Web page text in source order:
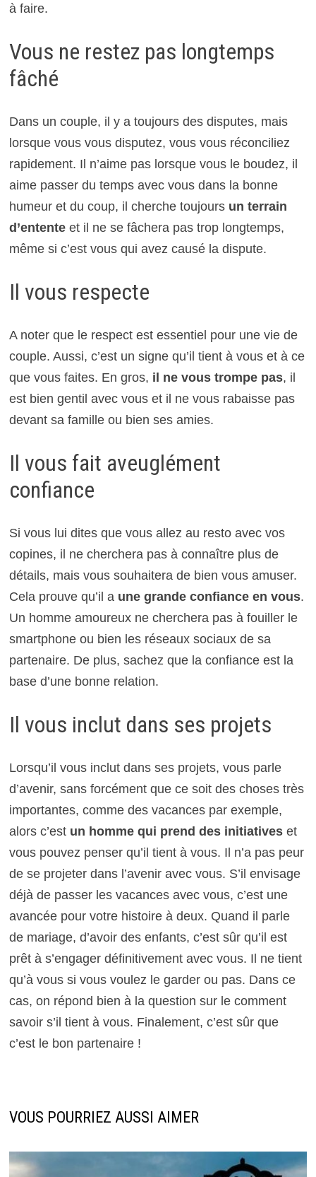
à faire.
Vous ne restez pas longtemps
fâché
Dans un couple, il y a toujours des disputes, mais
lorsque vous vous disputez, vous vous réconciliez
rapidement. Il n’aime pas lorsque vous le boudez, il
aime passer du temps avec vous dans la bonne
humeur et du coup, il cherche toujours un terrain
d’ententeet il ne se fâchera pas trop longtemps,
même si c’est vous qui avez causé la dispute.
Il vous respecte
A noter que le respect est essentiel pour une vie de
couple. Aussi, c’est un signe qu’il tient à vous et à ce
que vous faites. En gros, il ne vous trompe pas, il
est bien gentil avec vous et il ne vous rabaisse pas
devant sa famille ou bien ses amies.
Il vous fait aveuglément
confiance
Si vous lui dites que vous allez au resto avec vos
copines, il ne cherchera pas à connaître plus de
détails, mais vous souhaitera de bien vous amuser.
Cela prouve qu’il a une grande confiance en vous.
Un homme amoureux ne cherchera pas à fouiller le
smartphone ou bien les réseaux sociaux de sa
partenaire. De plus, sachez que la confiance est la
base d’une bonne relation.
Il vous inclut dans ses projets
Lorsqu’il vous inclut dans ses projets, vous parle
d’avenir, sans forcément que ce soit des choses très
importantes, comme des vacances par exemple,
alors c’est un homme qui prend des initiativeset
vous pouvez penser qu’il tient à vous. Il n’a pas peur
de se projeter dans l’avenir avec vous. S’il envisage
déjà de passer les vacances avec vous, c’est une
avancée pour votre histoire à deux. Quand il parle
de mariage, d’avoir des enfants, c’est sûr qu’il est
prêt à s’engager définitivement avec vous. Il ne tient
qu’à vous si vous voulez le garder ou pas. Dans ce
cas, on répond bien à la question sur le comment
savoir s’il tient à vous. Finalement, c’est sûr que
c’est le bon partenaire !
VOUS POURRIEZ AUSSI AIMER